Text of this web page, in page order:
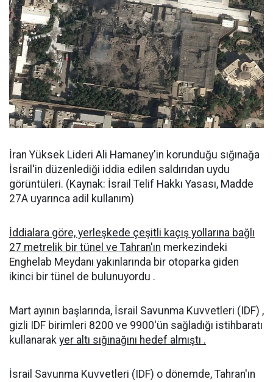
İran Yüksek Lideri Ali Hamaney'in korunduğu sığınağa
İsrail'in düzenlediği iddia edilen saldırıdan uydu
görüntüleri. (Kaynak: İsrail Telif Hakkı Yasası, Madde
27A uyarınca adil kullanım)
İddialara göre, yerleşkede çeşitli kaçış yollarına bağlı
27 metrelik bir tünel ve Tahran'ın merkezindeki
Enghelab Meydanı yakınlarında bir otoparka giden
ikinci bir tünel de bulunuyordu .
Mart ayının başlarında, İsrail Savunma Kuvvetleri (IDF) ,
gizli IDF birimleri 8200 ve 9900'ün sağladığı istihbaratı
kullanarak yer altı sığınağını hedef almıştı .
İsrail Savunma Kuvvetleri (IDF) o dönemde, Tahran'ın